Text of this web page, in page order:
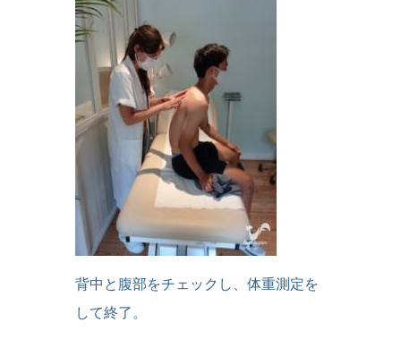
背中と腹部をチェックし、体重測定を
して終了。